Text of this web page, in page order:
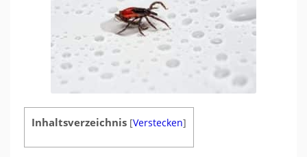
Inhaltsverzeichnis [Verstecken]